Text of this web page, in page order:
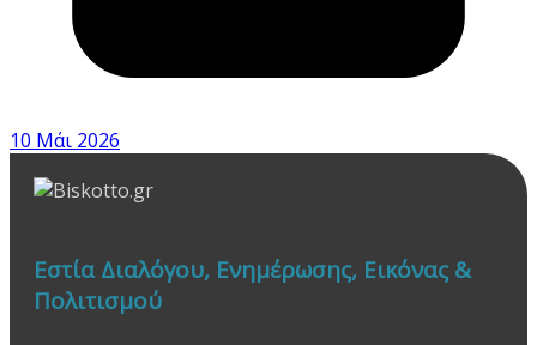
10 Μάι 2026
Εστία Διαλόγου, Ενημέρωσης, Εικόνας &
Πολιτισμού